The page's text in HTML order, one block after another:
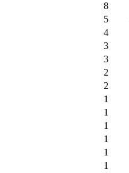
8
5
4
3
3
2
2
1
1
1
1
1
1